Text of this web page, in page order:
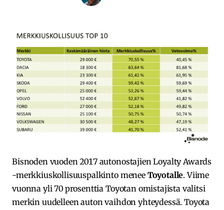
Bisnoden vuoden 2017 autonostajien Loyalty Awards
-merkkiuskollisuuspalkinto menee Toyotalle. Viime
vuonna yli 70 prosenttia Toyotan omistajista valitsi
merkin uudelleen auton vaihdon yhteydessä. Toyota